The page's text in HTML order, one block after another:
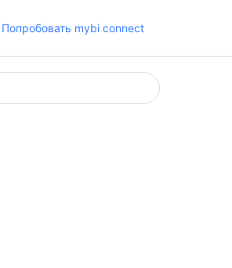
Попробовать mybi connect